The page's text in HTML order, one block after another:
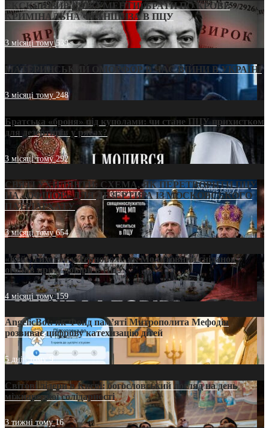
ЕКСКЛЮЗИВ (ДОКУМЕНТИ)/БРАТИ ПО КРОВІ:
КРИМІНАЛЬНА ФРАНШИЗА В ПЦУ
3 місяці тому539
МАТЕРИНСЬКИЙ ОМОРФОР В ЧАС ВІЙНИ В УКРАЇНІ
3 місяці тому248
Братська «броня» під куполами: чи стане ПЦУ прихистком
для дезертирів у рясах?
3 місяці тому292
СВЯТІ УХИЛЯНТИ: СХЕМА, ЯК ПЕРЕТВОРИТИ ПЦУ
НА «ОФШОР» ДЛЯ ДЕЗЕРТИРА ІЗ МОСКОВСЬКОГО
ПАТРІАРХАТУ
3 місяці тому654
«Кейс Тихона» у Тернополі: як Молитовний сніданок
оголив кризу довіри в ПЦУ
4 місяці тому159
AngelicBot: як Фонд пам’яті Митрополита Мефодія
розвиває цифрову катехизацію дітей
5 днів тому9
Світові лідери в Києві: богословський погляд на день
міжнародної солідарності
3 тижні тому16